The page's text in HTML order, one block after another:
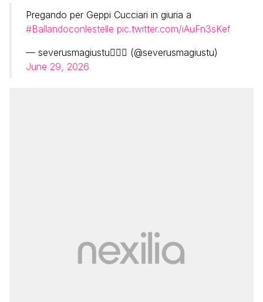
Pregando per Geppi Cucciari in giuria a
#Ballandoconlestelle pic.twitter.com/iAuFn3sKef
— severusmagiustu🧙🏻‍♂️ (@severusmagiustu)
June 29, 2026